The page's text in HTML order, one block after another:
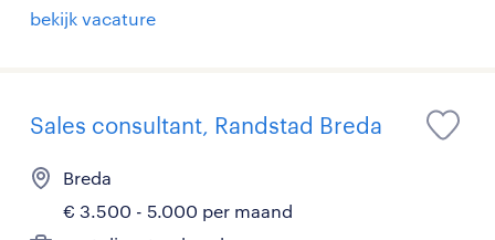
bekijk vacature
Sales consultant, Randstad Breda
Breda
€ 3.500 - 5.000 per maand